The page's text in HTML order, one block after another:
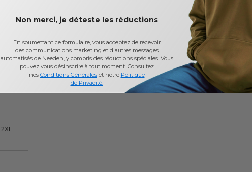
2XL
Non merci, je déteste les réductions
En soumettant ce formulaire, vous acceptez de recevoir
des communications marketing et d'autres messages
automatisés de Needen, y compris des réductions spéciales. Vous
pouvez vous désinscrire à tout moment. Consultez
nos Conditions Généraleset notre Politique
de Privacité.